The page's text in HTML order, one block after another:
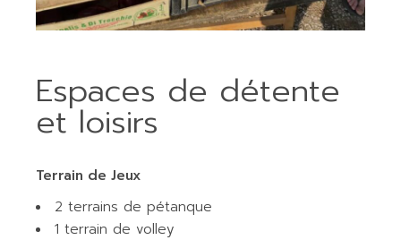
Espaces de détente
et loisirs
Terrain de Jeux
2 terrains de pétanque
1 terrain de volley